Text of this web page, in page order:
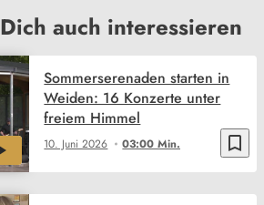
auch interessieren
bookmark_border
10. Juni 2026 03:00 Min.
Sommerserenaden starten in
Weiden: 16 Konzerte unter
freiem Himmel